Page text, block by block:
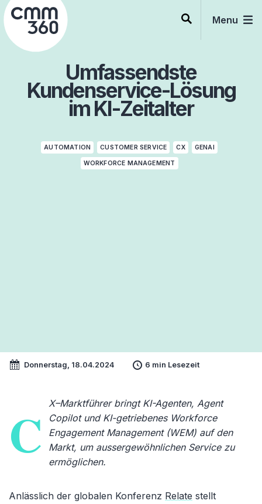
Skip
to
content
Menu
Umfassendste
Kundenservice-Lösung
im KI-Zeitalter
AUTOMATION CUSTOMER SERVICE CX GENAI
WORKFORCE MANAGEMENT
Donnerstag, 18.04.2024 6 min Lesezeit
C
X–Marktführer bringt KI-Agenten, Agent
Copilot und KI-getriebenes Workforce
Engagement Management (WEM) auf den
Markt, um aussergewöhnlichen Service zu
ermöglichen.
Anlässlich der globalen Konferenz Relate stellt